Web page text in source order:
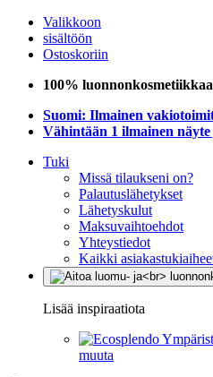
Valikkoon
sisältöön
Ostoskoriin
100% luonnonkosmetiikkaa
Suomi: Ilmainen
Vähintään 1 ilmainen näyte
Tuki
Missä tilaukseni on?
Palautuslähetykset
Lähetyskulut
Maksuvaihtoehdot
Yhteystiedot
Kaikki
Lisää inspiraatiota
muuta